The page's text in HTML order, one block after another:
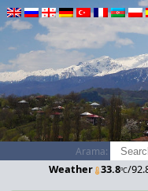
Arama:
Weather 33.8ºC/